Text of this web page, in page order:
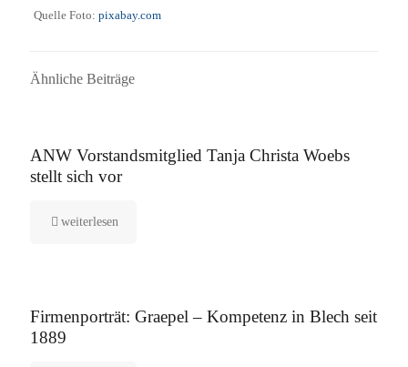
Quelle Foto: pixabay.com
Ähnliche Beiträge
ANW Vorstandsmitglied Tanja Christa Woebs
stellt sich vor
weiterlesen
Firmenporträt: Graepel – Kompetenz in Blech seit
1889